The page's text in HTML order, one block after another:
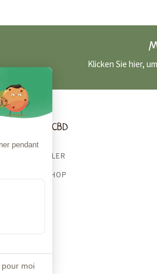
Klicken Sie hier,
Magna CBD
BESTSELLER
CBD E-SHOP